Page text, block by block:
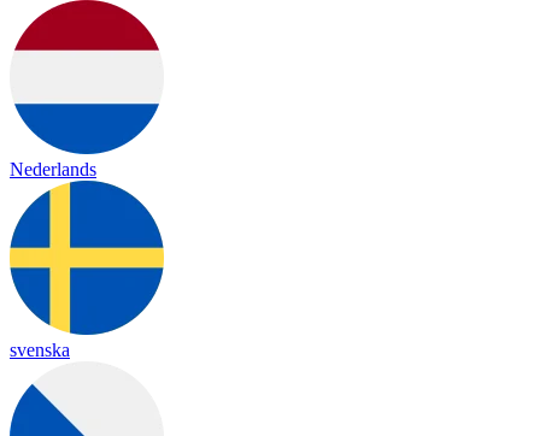
Nederlands
svenska